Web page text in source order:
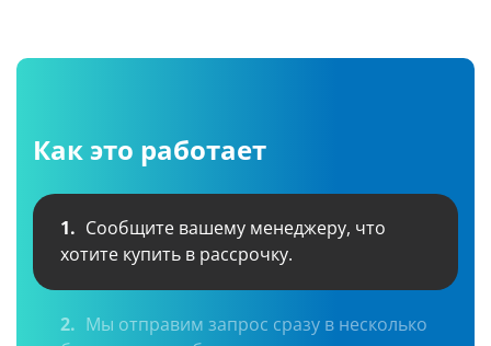
Как это работает
1. Сообщите вашему менеджеру, что
хотите купить в рассрочку.
2. Мы отправим запрос сразу в несколько